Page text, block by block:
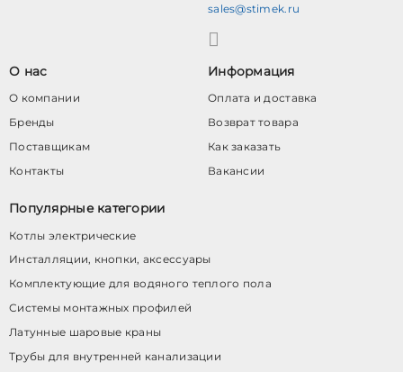
sales@stimek.ru
О нас
О компании
Бренды
Поставщикам
Контакты
Информация
Оплата и доставка
Возврат товара
Как заказать
Вакансии
Популярные категории
Котлы электрические
Инсталляции, кнопки, аксессуары
Комплектующие для водяного теплого пола
Системы монтажных профилей
Латунные шаровые краны
Трубы для внутренней канализации